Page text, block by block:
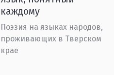
каждому
Поэзия на языках народов,
проживающих в Тверском
крае